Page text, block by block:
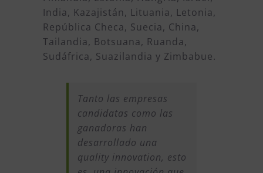
India, Kazajistán, Lituania, Letonia,
República Checa, Suecia, China,
Tailandia, Botsuana, Ruanda,
Sudáfrica, Suazilandia y Zimbabue.
Tanto las empresas
candidatas como las
ganadoras han
desarrollado una
quality innovation, esto